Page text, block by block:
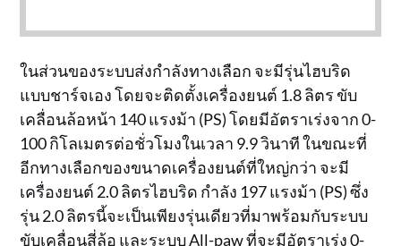
ในส่วนของระบบส่งกำลังทางเลือก จะมีรุ่นไฮบริด
แบบชาร์จเอง โดยจะติดตั้งเครื่องยนต์ 1.8 ลิตร ขับ
เคลื่อนล้อหน้า 140 แรงม้า (PS) โดยมีอัตราเร่งจาก 0-
100 กิโลเมตรต่อชั่วโมงในเวลา 9.9 วินาที ในขณะที่
อีกทางเลือกของขนาดเครื่องยนต์ที่ใหญ่กว่า จะมี
เครื่องยนต์ 2.0 ลิตรไฮบริด กำลัง 197 แรงม้า (PS) ซึ่ง
รุ่น 2.0 ลิตรนี้จะเป็นเพียงรุ่นเดียวที่มาพร้อมกับระบบ
ขับเคลื่อนสี่ล้อ และระบบ All-paw ที่จะมีอัตราเร่ง 0-